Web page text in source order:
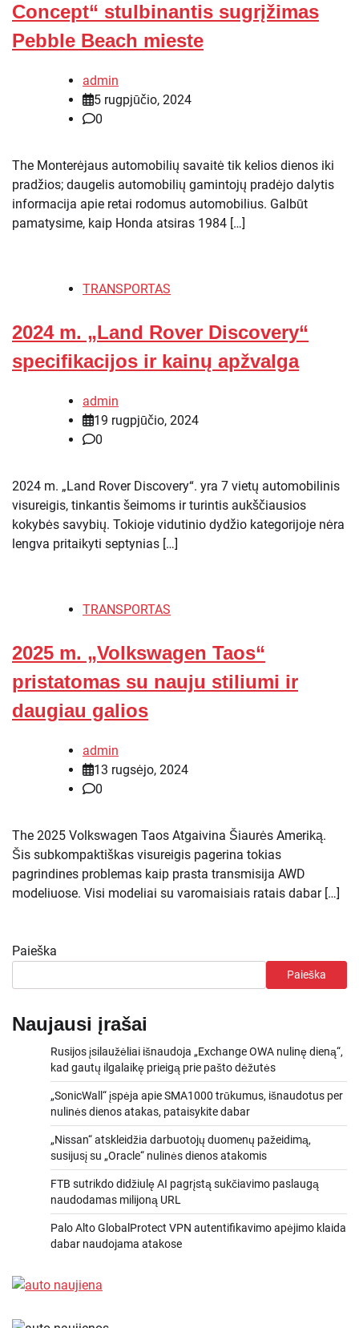
Concept“ stulbinantis sugrįžimas
Pebble Beach mieste
admin
5 rugpjūčio, 2024
0
The Monterėjaus automobilių savaitė tik kelios dienos iki
pradžios; daugelis automobilių gamintojų pradėjo dalytis
informacija apie retai rodomus automobilius. Galbūt
pamatysime, kaip Honda atsiras 1984 […]
TRANSPORTAS
2024 m. „Land Rover Discovery“
specifikacijos ir kainų apžvalga
admin
19 rugpjūčio, 2024
0
2024 m. „Land Rover Discovery“. yra 7 vietų automobilinis
visureigis, tinkantis šeimoms ir turintis aukščiausios
kokybės savybių. Tokioje vidutinio dydžio kategorijoje nėra
lengva pritaikyti septynias […]
TRANSPORTAS
2025 m. „Volkswagen Taos“
pristatomas su nauju stiliumi ir
daugiau galios
admin
13 rugsėjo, 2024
0
The 2025 Volkswagen Taos Atgaivina Šiaurės Ameriką.
Šis subkompaktiškas visureigis pagerina tokias
pagrindines problemas kaip prasta transmisija AWD
modeliuose. Visi modeliai su varomaisiais ratais dabar […]
Paieška
Paieška
Naujausi įrašai
Rusijos įsilaužėliai išnaudoja „Exchange OWA nulinę dieną“,
kad gautų ilgalaikę prieigą prie pašto dėžutės
„SonicWall“ įspėja apie SMA1000 trūkumus, išnaudotus per
nulinės dienos atakas, pataisykite dabar
„Nissan“ atskleidžia darbuotojų duomenų pažeidimą,
susijusį su „Oracle“ nulinės dienos atakomis
FTB sutrikdo didžiulę AI pagrįstą sukčiavimo paslaugą
naudodamas milijoną URL
Palo Alto GlobalProtect VPN autentifikavimo apėjimo klaida
dabar naudojama atakose